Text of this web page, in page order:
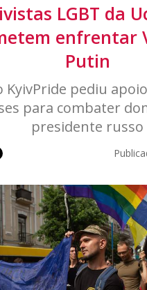
LGBT da
enfrentar
Putin
KyivPride pediu
para combater
presidente russo